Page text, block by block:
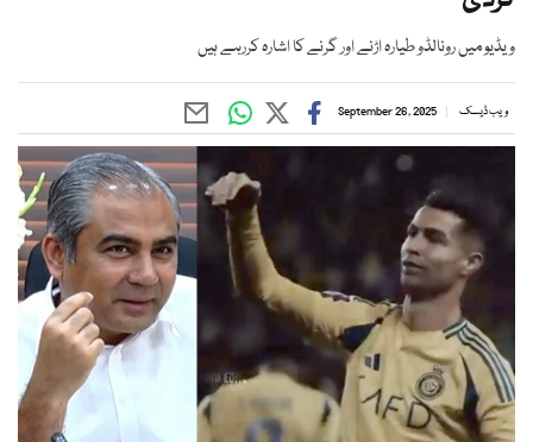
ویڈیو میں رونالڈو طیارہ اڑنے اور گرنے کا اشارہ کررہے ہیں
ویب ڈیسک September 26, 2025